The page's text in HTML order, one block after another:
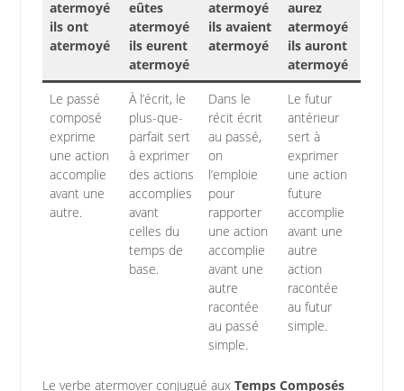
atermoyé
ils ont
atermoyé
eûtes
atermoyé
ils eurent
atermoyé
atermoyé
ils avaient
atermoyé
aurez
atermoyé
ils auront
atermoyé
Le passé
composé
exprime
une action
accomplie
avant une
autre.
À l’écrit, le
plus-que-
parfait sert
à exprimer
des actions
accomplies
avant
celles du
temps de
base.
Dans le
récit écrit
au passé,
on
l’emploie
pour
rapporter
une action
accomplie
avant une
autre
racontée
au passé
simple.
Le futur
antérieur
sert à
exprimer
une action
future
accomplie
avant une
autre
action
racontée
au futur
simple.
Le verbe atermoyer conjugué aux Temps Composés